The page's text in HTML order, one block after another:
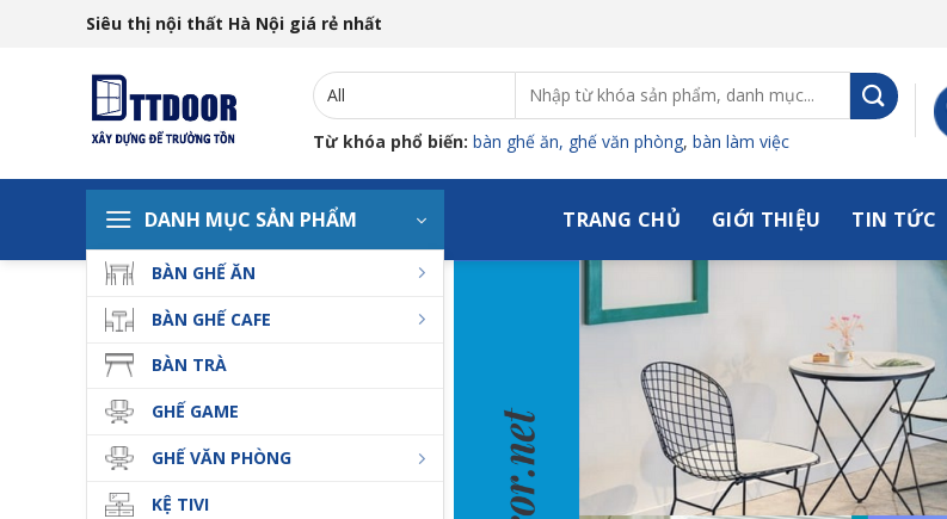
Siêu thị nội thất Hà Nội giá rẻ nhất
Tìm
kiếm:
Từ khóa phổ biến: bàn ghế ăn, ghế văn phòng, bàn làm việc
DANH MỤC SẢN PHẨM
BÀN GHẾ ĂN
BÀN GHẾ CAFE
BÀN TRÀ
GHẾ GAME
GHẾ VĂN PHÒNG
KỆ TIVI
TRANG CHỦ GIỚI THIỆU TIN TỨC